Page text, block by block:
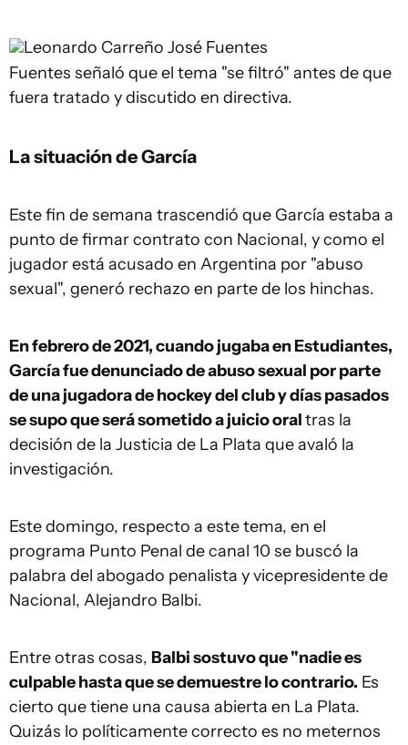
Leonardo Carreño José Fuentes
Fuentes señaló que el tema "se filtró" antes de que
fuera tratado y discutido en directiva.
La situación de García
Este fin de semana trascendió que García estaba a
punto de firmar contrato con Nacional, y como el
jugador está acusado en Argentina por "abuso
sexual", generó rechazo en parte de los hinchas.
En febrero de 2021, cuando jugaba en Estudiantes,
García fue denunciado de abuso sexual por parte
de una jugadora de hockey del club y días pasados
se supo que será sometido a juicio oraltras la
decisión de la Justicia de La Plata que avaló la
investigación.
Este domingo, respecto a este tema, en el
programa Punto Penal de canal 10 se buscó la
palabra del abogado penalista y vicepresidente de
Nacional, Alejandro Balbi.
Entre otras cosas, Balbi sostuvo que "nadie es
culpable hasta que se demuestre lo contrario. Es
cierto que tiene una causa abierta en La Plata.
Quizás lo políticamente correcto es no meternos